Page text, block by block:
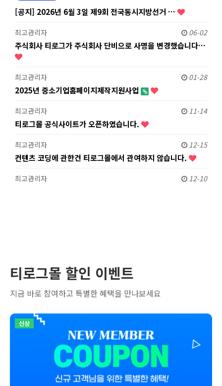
[공지] 2026년 6월 3일 제9회 전국동시지방선거 …
최고관리자 06-02
주식회사 티로그가 주식회사 단비으로 사명을 변경했습니다…
최고관리자 01-28
2025년 중소기업홈페이지제작지원사업
최고관리자 11-14
티로그몰 공식사이트가 오픈하였습니다.
최고관리자 12-15
컨텐츠 코딩에 관한건 티로그몰에서 관여하지 않습니다.
최고관리자 12-10
티로그몰 할인 이벤트
지금 바로 참여하고 특별한 혜택을 만나보세요
신상